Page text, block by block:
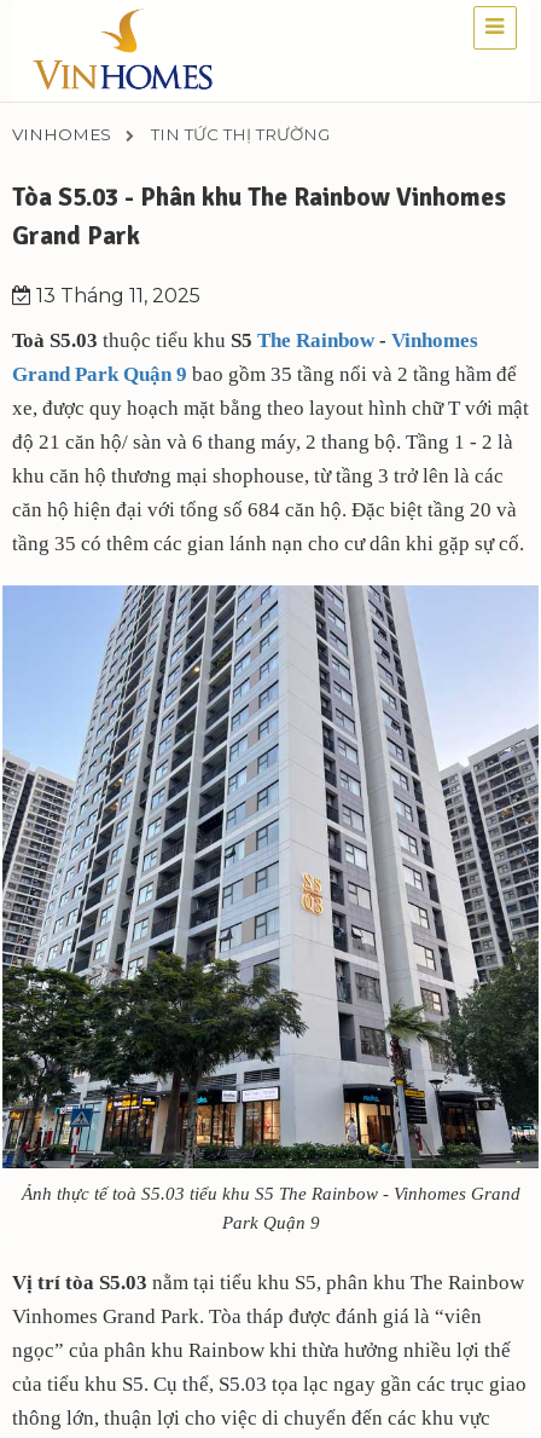
VINHOMES TIN TỨC THỊ TRƯỜNG
Tòa S5.03 - Phân khu The Rainbow Vinhomes
Grand Park
13 Tháng 11, 2025
Toà S5.03 thuộc tiểu khu S5 The Rainbow - Vinhomes
Grand Park Quận 9 bao gồm 35 tầng nổi và 2 tầng hầm để
xe, được quy hoạch mặt bằng theo layout hình chữ T với mật
độ 21 căn hộ/ sàn và 6 thang máy, 2 thang bộ. Tầng 1 - 2 là
khu căn hộ thương mại shophouse, từ tầng 3 trở lên là các
căn hộ hiện đại với tổng số 684 căn hộ. Đặc biệt tầng 20 và
tầng 35 có thêm các gian lánh nạn cho cư dân khi gặp sự cố.
Ảnh thực tế toà S5.03 tiểu khu S5 The Rainbow - Vinhomes Grand
Park Quận 9
Vị trí tòa S5.03 nằm tại tiểu khu S5, phân khu The Rainbow
Vinhomes Grand Park. Tòa tháp được đánh giá là “viên
ngọc” của phân khu Rainbow khi thừa hưởng nhiều lợi thế
của tiểu khu S5. Cụ thể, S5.03 tọa lạc ngay gần các trục giao
thông lớn, thuận lợi cho việc di chuyển đến các khu vực